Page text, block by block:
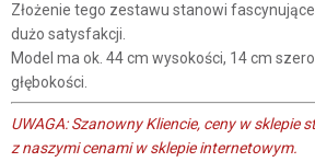
Złożenie tego zestawu stanowi
dużo satysfakcji.
Model ma ok. 44 cm wysokości, 14 cm
głębokości.
UWAGA: Szanowny Kliencie, ceny w sklepie
z naszymi cenami w sklepie internetowym.